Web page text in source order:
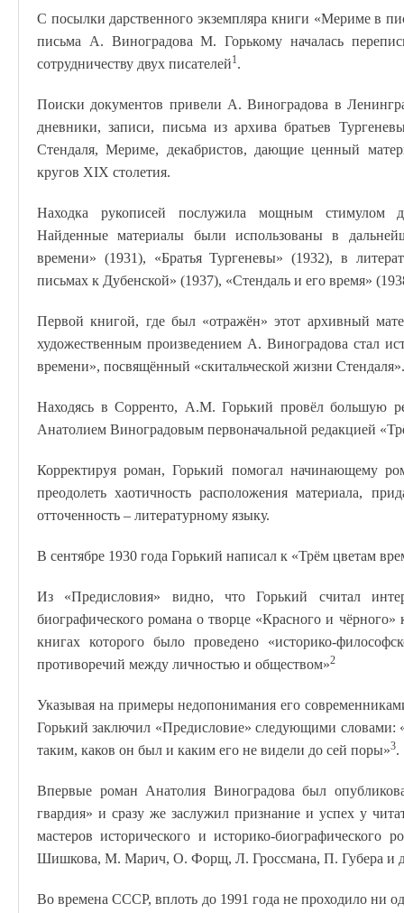
С посылки дарственного экземпляра книги «Мериме в
письма А. Виноградова М. Горькому началась
сотрудничеству двух писателей1.
Поиски документов привели А. Виноградова в
дневники, записи, письма из архива братьев
Стендаля, Мериме, декабристов, дающие ценный
кругов XIX столетия.
Находка рукописей послужила мощным стимулом
Найденные материалы были использованы в
времени» (1931), «Братья Тургеневы» (1932), в
письмах к Дубенской» (1937), «Стендаль и его время»
Первой книгой, где был «отражён» этот архивный
художественным произведением А. Виноградова стал
времени», посвящённый «скитальческой жизни Стендаля».
Находясь в Сорренто, А.М. Горький провёл большую
Анатолием Виноградовым первоначальной редакцией
Корректируя роман, Горький помогал начинающему
преодолеть хаотичность расположения материала,
отточенность – литературному языку.
В сентябре 1930 года Горький написал к «Трём цветам
Из «Предисловия» видно, что Горький считал
биографического романа о творце «Красного и чёрного»
книгах которого было проведено «историко-
противоречий между личностью и обществом»2
Указывая на примеры недопонимания его
Горький заключил «Предисловие» следующими словами:
таким, каков он был и каким его не видели до сей поры»3.
Впервые роман Анатолия Виноградова был
гвардия» и сразу же заслужил признание и успех у
мастеров исторического и историко-
Шишкова, М. Марич, О. Форщ, Л. Гроссмана, П. Губера и
Во времена СССР, вплоть до 1991 года не проходило ни